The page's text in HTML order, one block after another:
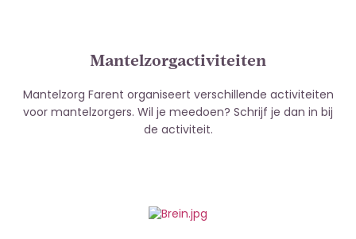
Mantelzorgactiviteiten
Mantelzorg Farent organiseert verschillende activiteiten
voor mantelzorgers. Wil je meedoen? Schrijf je dan in bij
de activiteit.